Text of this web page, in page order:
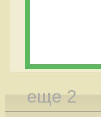
еще 2